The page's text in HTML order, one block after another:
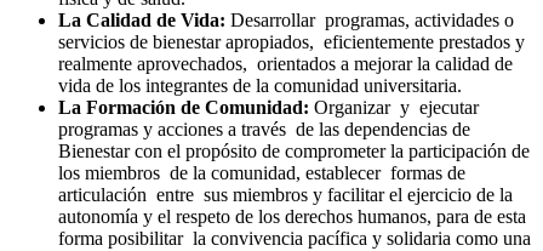
La Calidad de Vida: Desarrollar programas, actividades o
servicios de bienestar apropiados, eficientemente prestados y
realmente aprovechados, orientados a mejorar la calidad de
vida de los integrantes de la comunidad universitaria.
La Formación de Comunidad: Organizar y ejecutar
programas y acciones a través de las dependencias de
Bienestar con el propósito de comprometer la participación de
los miembros de la comunidad, establecer formas de
articulación entre sus miembros y facilitar el ejercicio de la
autonomía y el respeto de los derechos humanos, para de esta
forma posibilitar la convivencia pacífica y solidaria como una